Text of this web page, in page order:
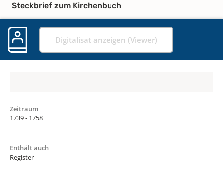
Steckbrief zum Kirchenbuch
Digitalisat anzeigen (Viewer)
Zeitraum
1739 - 1758
Enthält auch
Register